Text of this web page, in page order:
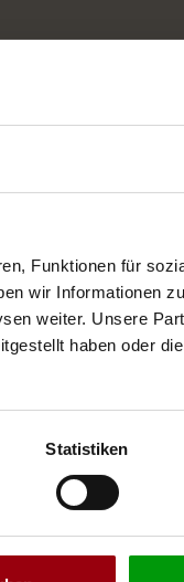
Funktionen für
wir Informationen
weiter. Unsere
haben oder
Statistiken